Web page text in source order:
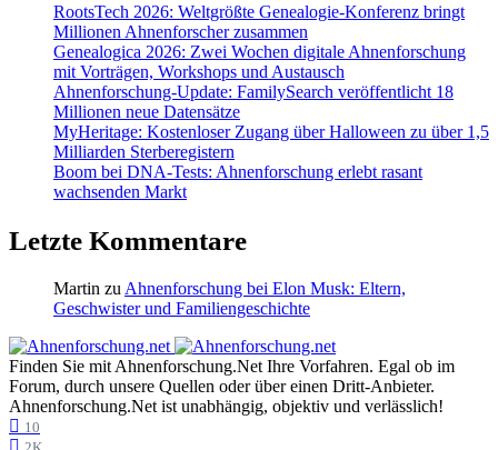
RootsTech 2026: Weltgrößte Genealogie-Konferenz bringt
Millionen Ahnenforscher zusammen
Genealogica 2026: Zwei Wochen digitale Ahnenforschung
mit Vorträgen, Workshops und Austausch
Ahnenforschung-Update: FamilySearch veröffentlicht 18
Millionen neue Datensätze
MyHeritage: Kostenloser Zugang über Halloween zu über 1,5
Milliarden Sterberegistern
Boom bei DNA-Tests: Ahnenforschung erlebt rasant
wachsenden Markt
Letzte Kommentare
Martin zu Ahnenforschung bei Elon Musk: Eltern,
Geschwister und Familiengeschichte
Finden Sie mit Ahnenforschung.Net Ihre Vorfahren. Egal ob im
Forum, durch unsere Quellen oder über einen Dritt-Anbieter.
Ahnenforschung.Net ist unabhängig, objektiv und verlässlich!
10